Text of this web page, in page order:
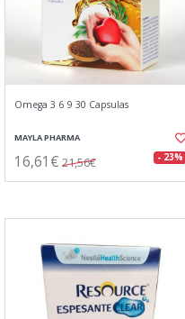
Omega 3 6 9 30 Capsulas
MAYLA PHARMA
16,61€ 21,56€ - 23%